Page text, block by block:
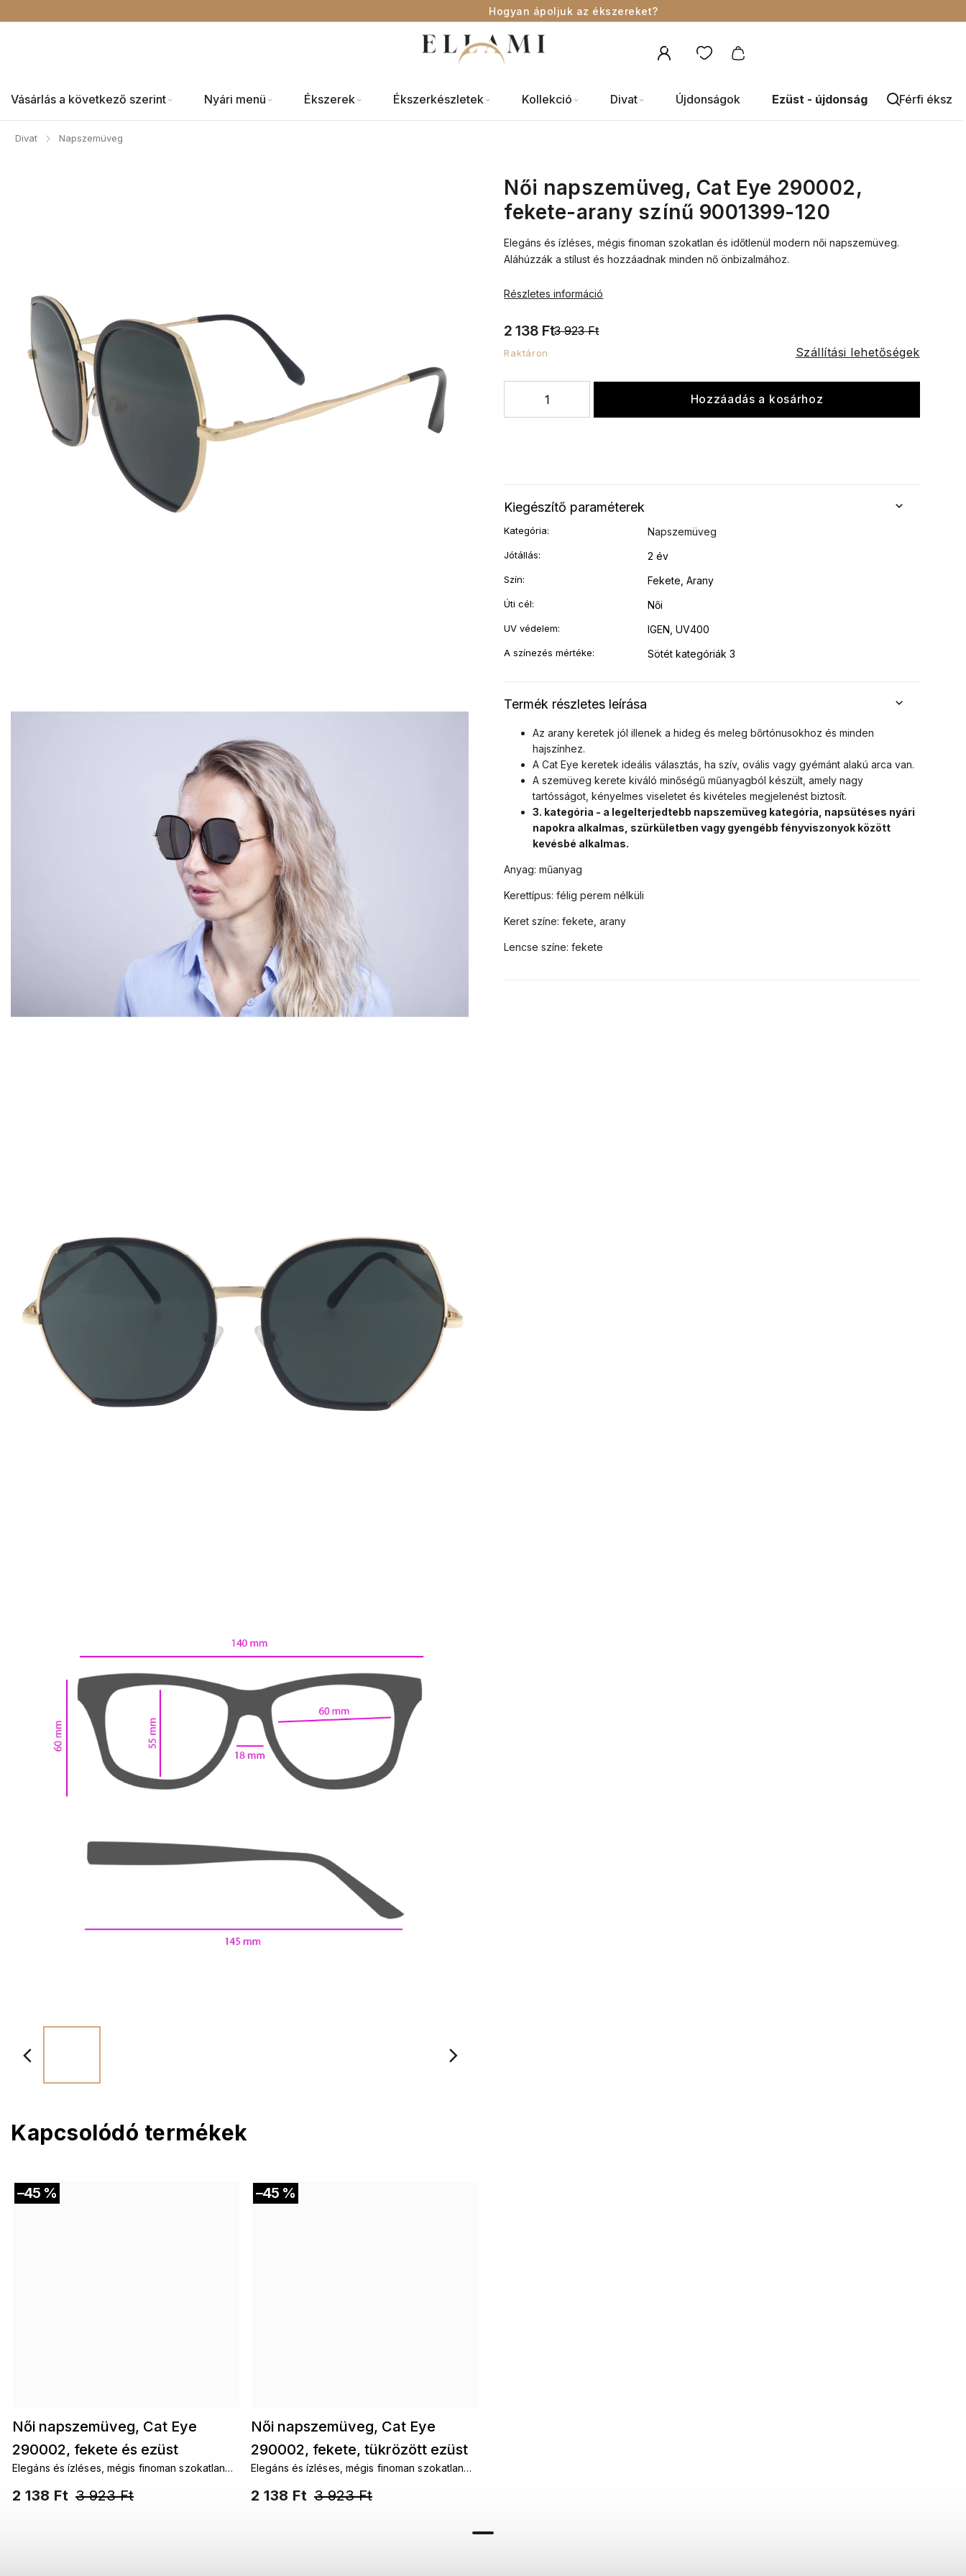
Hogyan ápoljuk az ékszereket?
Vásárlás a következő szerint Nyári menü Ékszerek Ékszerkészletek Kollekció Divat Újdonságok Ezüst - újdonság Férfi
Divat / Napszemüveg
Női napszemüveg, Cat Eye 290002,
fekete-arany színű 9001399-120
3 923 Ft
2 138 Ft
Raktáron Szállítási lehetőségek
Hozzáadás a kosárhoz
Elegáns és ízléses, mégis finoman szokatlan és időtlenül modern női napszemüveg.
Aláhúzzák a stílust és hozzáadnak minden nő önbizalmához.
Részletes információ
Termék részletes leírása
Az arany keretek jól illenek a hideg és meleg bőrtónusokhoz és minden
hajszínhez.
A Cat Eye keretek ideális választás, ha szív, ovális vagy gyémánt alakú arca van.
A szemüveg kerete kiváló minőségű műanyagból készült, amely nagy
tartósságot, kényelmes viseletet és kivételes megjelenést biztosít.
3. kategória - a legelterjedtebb napszemüveg kategória, napsütéses nyári
napokra alkalmas, szürkületben vagy gyengébb fényviszonyok között
kevésbé alkalmas.
Anyag: műanyag
Kerettípus: félig perem nélküli
Keret színe: fekete, arany
Lencse színe: fekete
Kiegészítő paraméterek
Kategória: Napszemüveg
Jótállás: 2 év
Szín: Fekete, Arany
Úti cél: Női
UV védelem: IGEN, UV400
A színezés mértéke: Sötét kategóriák 3
Kapcsolódó termékek
Akció
–45 %
Női napszemüveg, Cat Eye
290002, fekete és ezüst
9001399-119
3 923 Ft
2 138 Ft
Elegáns és ízléses, mégis finoman szokatlan
Aláhúzzák a stílust és hozzáadnak minden nő
Akció
–45 %
Női napszemüveg, Cat Eye
290002, fekete, tükrözött ezüst
9001399-124
3 923 Ft
2 138 Ft
Elegáns és ízléses, mégis finoman szokatlan
Aláhúzzák a stílust és hozzáadnak minden nő